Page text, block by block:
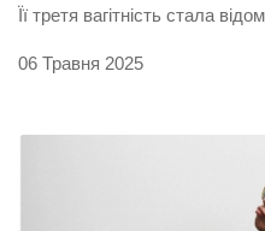
Її третя вагітність стала
06 Травня 2025